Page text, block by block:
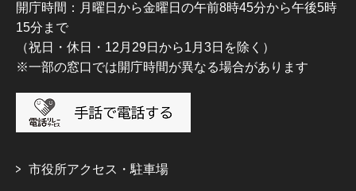
開庁時間：月曜日から金曜日の午前8時45分から午後5時
15分まで
（祝日・休日・12月29日から1月3日を除く）
※一部の窓口では開庁時間が異なる場合があります
市役所アクセス・駐車場